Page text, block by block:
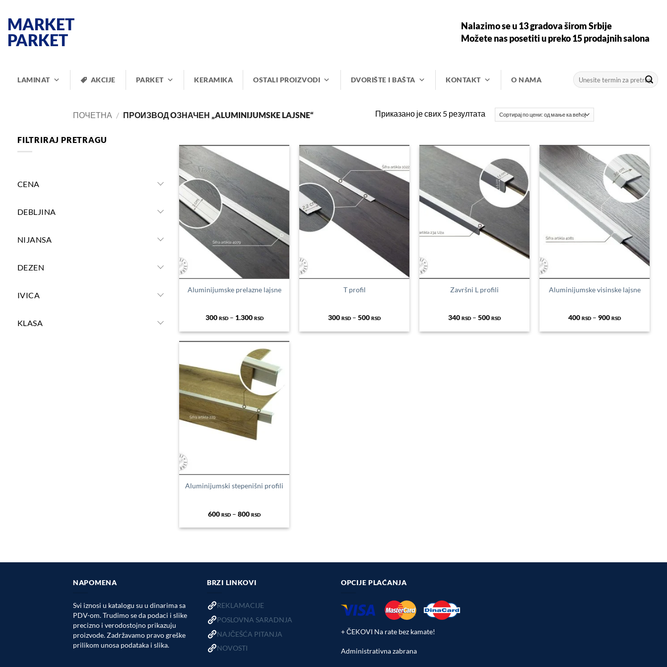
садржај
MARKET
PARKET
Nalazimo se u 13 gradova širom Srbije
Možete nas posetiti u preko 15 prodajnih salona
LAMINAT AKCIJE PARKET KERAMIKA OSTALI PROIZVODI DVORIŠTE I BAŠTA KONTAKT O NAMA
Претрага
за:
ПОЧЕТНА / ПРОИЗВОД OЗНАЧЕН „ALUMINIJUMSKE LAJSNE“ Приказано је свих 5 резултатаСортирано
од
ниже
ка
вишој
FILTRIRAJ PRETRAGU
CENA
DEBLJINA
NIJANSA
DEZEN
IVICA
KLASA
Aluminijumske prelazne lajsne
300 RSD – 1.300 RSDРаспон
од
до
1.300 RSD
T profil
300 RSD – 500 RSDРаспон
од
Završni L profili
340 RSD – 500 RSDРаспон
од
Aluminijumske visinske lajsne
400 RSD – 900 RSDРаспон
од
Aluminijumski stepenišni profili
600 RSD – 800 RSDРаспон
од
NAPOMENA
Svi iznosi u katalogu su u dinarima sa
PDV-om. Trudimo se da podaci i slike
precizno i verodostojno prikazuju
proizvode. Zadržavamo pravo greške
prilikom unosa podataka i slika.
BRZI LINKOVI
REKLAMACIJE
POSLOVNA SARADNJA
NAJČEŠĆA PITANJA
NOVOSTI
OPCIJE PLAĆANJA
+ ČEKOVI Na rate bez kamate!
Administrativna zabrana